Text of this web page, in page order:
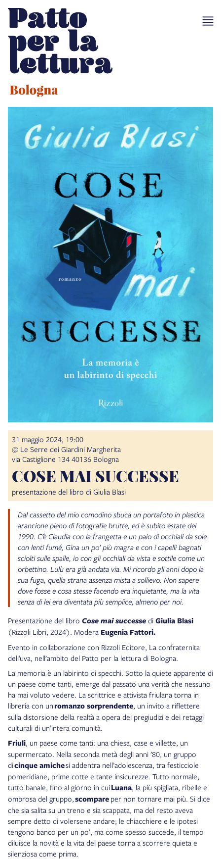
31 maggio 2024, 19:00
@ Le Serre dei Giardini Margherita
via Castiglione 134 40136 Bologna
COSE MAI SUCCESSE
presentazione del libro di Giulia Blasi
Dal cassetto del mio comodino sbuca un portafoto in plastica
arancione pieno di fotografie brutte, ed è subito estate del
1990. C’è Claudia con la frangetta e un paio di occhiali da sole
con lenti fumé, Gina un po’ più magra e con i capelli bagnati
sciolti sulle spalle, io con gli occhiali da vista e sottile come un
orbettino. Lulù era già andata via. Mi ricordo gli anni dopo la
sua fuga, quella strana assenza mista a sollievo. Non sapere
dove fosse e cosa stesse facendo era inquietante, ma la vita
senza di lei era diventata più semplice, almeno per noi.
Presentazione del libro Cose mai successe di Giulia Blasi
(Rizzoli Libri, 2024). Modera Eugenia Fattori.
Evento in collaborazione con Rizzoli Editore, La confraternita
dell’uva, nell’ambito del Patto per la lettura di Bologna.
La memoria è un labirinto di specchi. Sotto la quiete apparente di
un paese come tanti, emerge dal passato una verità che nessuno
ha mai voluto vedere. La scrittrice e attivista friulana torna in
libreria con unromanzo sorprendente, un invito a riflettere
sulla distorsione della realtà a opera dei pregiudizi e dei retaggi
culturali di un’intera comunità.
Friuli, un paese come tanti: una chiesa, case e villette, un
supermercato. Nella seconda metà degli anni ’80, un gruppo
dicinque amichesi addentra nell’adolescenza, tra festicciole
pomeridiane, prime cotte e tante insicurezze. Tutto normale,
tutto banale, fino al giorno in cuiLuana, la più spigliata, ribelle e
ombrosa del gruppo,scompare per non tornare mai più. Si dice
che sia salita su un treno e sia scappata, ma del resto aveva
sempre detto di volersene andare; le chiacchiere e le ipotesi
tengono banco per un po’, ma come spesso succede, il tempo
diluisce la novità e la vita del paese torna a scorrere quieta e
silenziosa come prima.